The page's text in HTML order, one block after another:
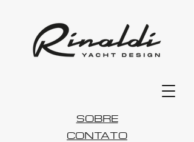
CONTATO
SOBRE